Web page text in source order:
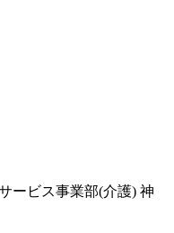
ービス事業部(介護) 神